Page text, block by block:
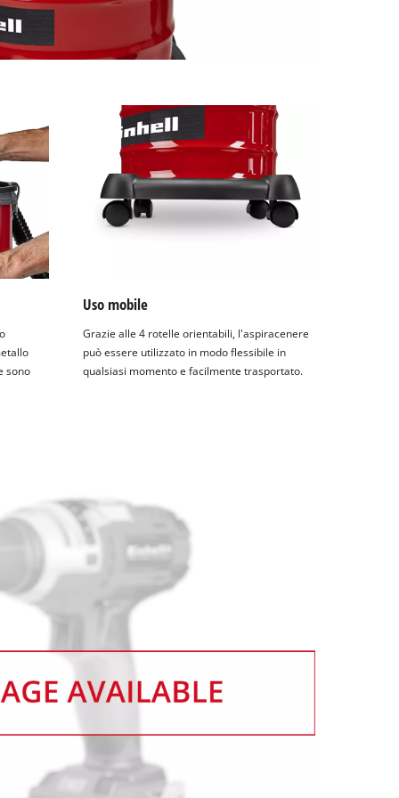
sono
Uso mobile
Grazie alle 4 rotelle orientabili, l'aspiracenere
può essere utilizzato in modo flessibile in
qualsiasi momento e facilmente trasportato.